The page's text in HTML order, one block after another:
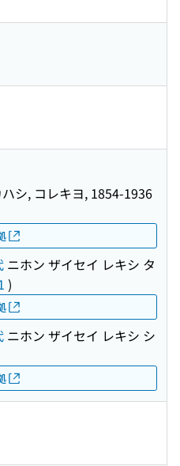
シ, コレキヨ, 1854-1936
ニホン ザイセイ レキシ タ
)
ニホン ザイセイ レキシ シ